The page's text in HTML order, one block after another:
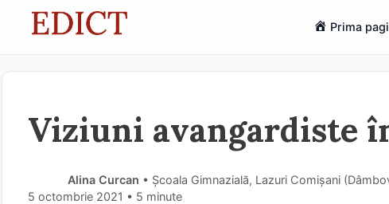
Prima
Viziuni avangardiste
Alina Curcan • Școala Gimnazială, Lazuri Comișani
5 octombrie 2021 • 5 minute